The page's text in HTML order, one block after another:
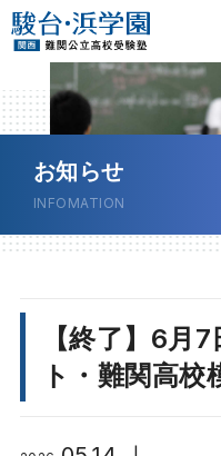
NEW
お知らせ
INFOMATION
【終了】6月
ト・難関高校